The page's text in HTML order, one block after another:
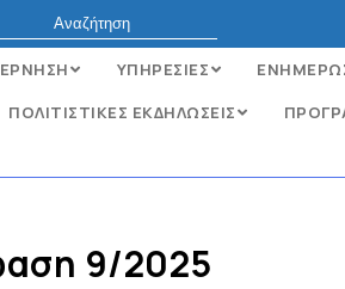
ΥΠΗΡΕΣΙΕΣ
ΠΟΛΙΤΙΣΤΙΚΕΣ ΕΚΔΗΛΩΣΕΙΣ
9/2025